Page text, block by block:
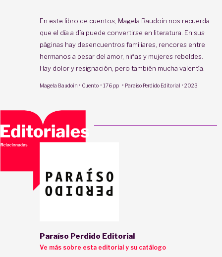
En este libro de cuentos, Magela Baudoin nos recuerda
que el día a día puede convertirse en literatura. En sus
páginas hay desencuentros familiares, rencores entre
hermanos a pesar del amor, niñas y mujeres rebeldes.
Hay dolor y resignación, pero también mucha valentía.
Magela Baudoin · Cuento · 176 pp · Paraíso Perdido Editorial · 2023
Paraíso Perdido Editorial
Ve más sobre esta editorial y su catálogo